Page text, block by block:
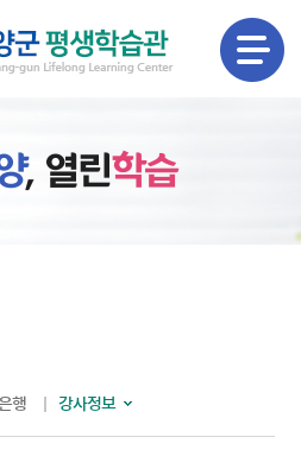
, 열린학습
행 강사정보